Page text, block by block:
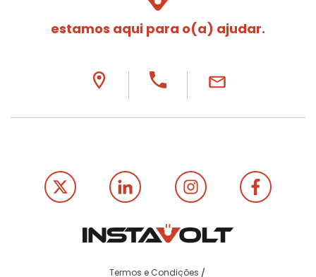
estamos aqui para o(a) ajudar.
Termos e Condições